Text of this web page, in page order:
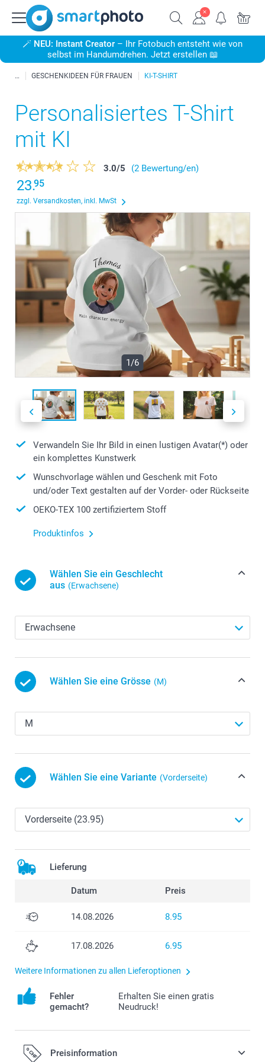
🪄 NEU: Instant Creator – Ihr Fotobuch entsteht wie von
selbst im Handumdrehen. Jetzt erstellen 📖
GESCHENKIDEEN FÜR FRAUEN KI-T-SHIRT
Personalisiertes T-Shirt
mit KI
3.0/5 (2 Bewertung/en)
23.95
zzgl. Versandkosten, inkl. MwSt
1/6
Verwandeln Sie Ihr Bild in einen lustigen Avatar(*) oder
ein komplettes Kunstwerk
Wunschvorlage wählen und Geschenk mit Foto
und/oder Text gestalten auf der Vorder- oder Rückseite
OEKO-TEX 100 zertifiziertem Stoff
Produktinfos
Wählen Sie ein Geschlecht
aus (Erwachsene)
Wählen Sie eine Grösse (M)
Wählen Sie eine Variante (Vorderseite)
Lieferung
Datum Preis
14.08.2026 8.95
17.08.2026 6.95
Weitere Informationen zu allen Lieferoptionen
Fehler
gemacht?
Erhalten Sie einen gratis
Neudruck!
Preisinformation